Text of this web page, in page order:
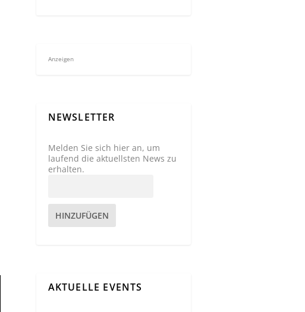
Anzeigen
NEWSLETTER
Melden Sie sich hier an, um
laufend die aktuellsten News zu
erhalten.
HINZUFÜGEN
AKTUELLE EVENTS